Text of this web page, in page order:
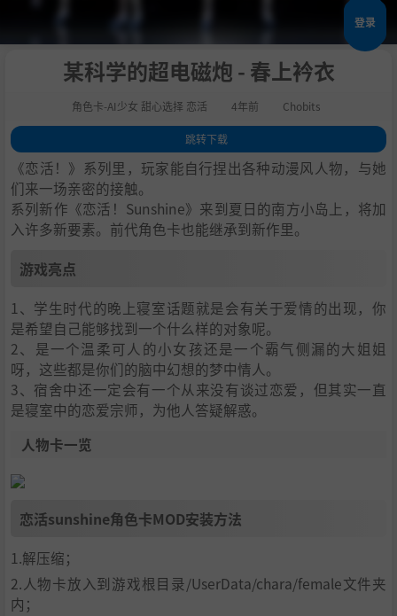
登录
某科学的超电磁炮 - 春上衿衣
角色卡-AI少女 甜心选择 恋活 4年前 Chobits
跳转下载
1.游戏亮点
2.人物卡一览
3.恋活sunshine角色卡MOD安装方法
4.下载地址
《恋活！》系列里，玩家能自行捏出各种动漫风人物，与她
们来一场亲密的接触。
系列新作《恋活！Sunshine》来到夏日的南方小岛上，将加
入许多新要素。前代角色卡也能继承到新作里。
游戏亮点
1、学生时代的晚上寝室话题就是会有关于爱情的出现，你
是希望自己能够找到一个什么样的对象呢。
2、是一个温柔可人的小女孩还是一个霸气侧漏的大姐姐
呀，这些都是你们的脑中幻想的梦中情人。
3、宿舍中还一定会有一个从来没有谈过恋爱，但其实一直
是寝室中的恋爱宗师，为他人答疑解惑。
人物卡一览
恋活sunshine角色卡MOD安装方法
1.解压缩；
2.人物卡放入到游戏根目录/UserData/chara/female文件夹
内；